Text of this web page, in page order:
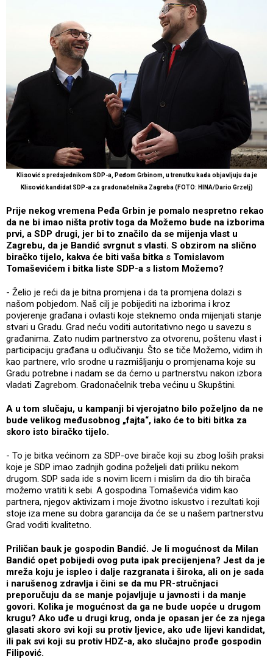
Klisović s predsjednikom SDP-a, Peđom Grbinom, u trenutku kada objavljuju da je
Klisović kandidat SDP-a za gradonačelnika Zagreba (FOTO: HINA/Dario Grzelj)
Prije nekog vremena Peđa Grbin je pomalo nespretno rekao
da ne bi imao ništa protiv toga da Možemo bude na izborima
prvi, a SDP drugi, jer bi to značilo da se mijenja vlast u
Zagrebu, da je Bandić svrgnut s vlasti. S obzirom na slično
biračko tijelo, kakva će biti vaša bitka s Tomislavom
Tomaševićem i bitka liste SDP-a s listom Možemo?
- Želio je reći da je bitna promjena i da ta promjena dolazi s
našom pobjedom. Naš cilj je pobijediti na izborima i kroz
povjerenje građana i ovlasti koje steknemo onda mijenjati stanje
stvari u Gradu. Grad neću voditi autoritativno nego u savezu s
građanima. Zato nudim partnerstvo za otvorenu, poštenu vlast i
participaciju građana u odlučivanju. Što se tiče Možemo, vidim ih
kao partnere, vrlo srodne u razmišljanju o promjenama koje su
Gradu potrebne i nadam se da ćemo u partnerstvu nakon izbora
vladati Zagrebom. Gradonačelnik treba većinu u Skupštini.
A u tom slučaju, u kampanji bi vjerojatno bilo poželjno da ne
bude velikog međusobnog „fajta“, iako će to biti bitka za
skoro isto biračko tijelo.
- To je bitka većinom za SDP-ove birače koji su zbog loših praksi
koje je SDP imao zadnjih godina poželjeli dati priliku nekom
drugom. SDP sada ide s novim licem i mislim da dio tih birača
možemo vratiti k sebi. A gospodina Tomaševića vidim kao
partnera, njegov aktivizam i moje životno iskustvo i rezultati koji
stoje iza mene su dobra garancija da će se u našem partnerstvu
Grad voditi kvalitetno.
Priličan bauk je gospodin Bandić. Je li mogućnost da Milan
Bandić opet pobijedi ovog puta ipak precijenjena? Jest da je
mreža koju je ispleo i dalje razgranata i široka, ali on je sada
i narušenog zdravlja i čini se da mu PR-stručnjaci
preporučuju da se manje pojavljuje u javnosti i da manje
govori. Kolika je mogućnost da ga ne bude uopće u drugom
krugu? Ako uđe u drugi krug, onda je opasan jer će za njega
glasati skoro svi koji su protiv ljevice, ako uđe lijevi kandidat,
ili pak svi koji su protiv HDZ-a, ako slučajno prođe gospodin
Filipović.